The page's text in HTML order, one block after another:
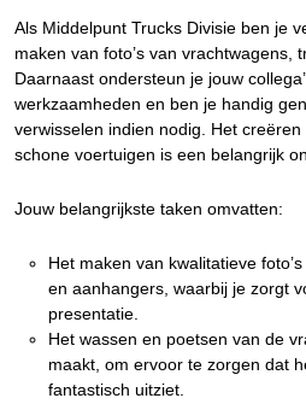
Als Middelpunt Trucks Divisie ben je
maken van foto’s van vrachtwagens,
Daarnaast ondersteun je jouw
werkzaamheden en ben je handig
verwisselen indien nodig. Het creëren
schone voertuigen is een belangrijk
Jouw belangrijkste taken omvatten:
Het maken van kwalitatieve
en aanhangers, waarbij je zorgt
presentatie.
Het wassen en poetsen van de
maakt, om ervoor te zorgen dat
fantastisch uitziet.